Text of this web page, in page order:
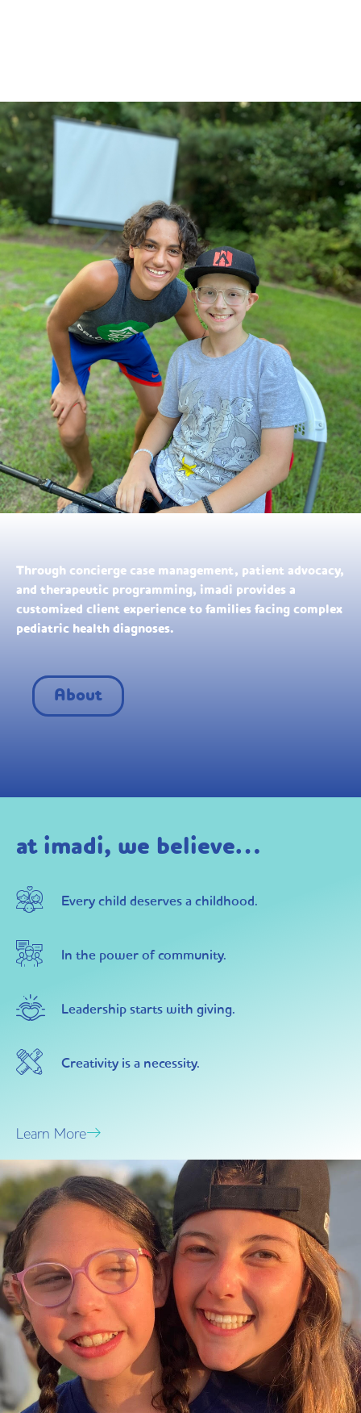
Through concierge case management, patient advocacy,
and therapeutic programming, imadi provides a
customized client experience to families facing complex
pediatric health diagnoses.
About
at imadi, we believe…
Every child deserves a childhood.
In the power of community.
Leadership starts with giving.
Creativity is a necessity.
Learn More